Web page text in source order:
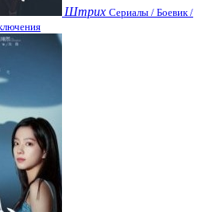
Штрих Сериалы / Боевик /